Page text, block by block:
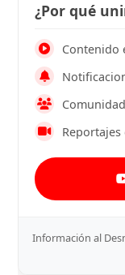
¿Por qué
Contenido
Reportajes
Información al